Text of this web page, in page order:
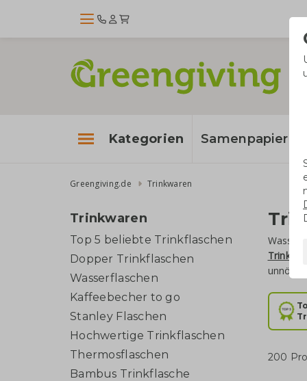
Kategorien Samenpapier
Greengiving.de Trinkwaren
Trinkwaren
Top 5 beliebte Trinkflaschen
Dopper Trinkflaschen
Wasserflaschen
Kaffeebecher to go
Stanley Flaschen
Hochwertige Trinkflaschen
Thermosflaschen
Bambus Trinkflasche
200